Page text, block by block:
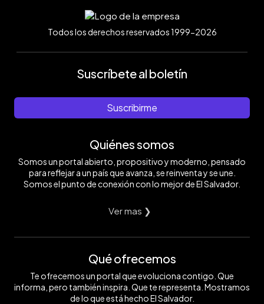
Todos los derechos reservados 1999-2026
Suscríbete al boletín
Suscribirme
Quiénes somos
Somos un portal abierto, propositivo y moderno, pensado
para reflejar a un país que avanza, se reinventa y se une.
Somos el punto de conexión con lo mejor de El Salvador.
Ver mas ❯
Qué ofrecemos
Te ofrecemos un portal que evoluciona contigo. Que
informa, pero también inspira. Que te representa. Mostramos
de lo que está hecho El Salvador.